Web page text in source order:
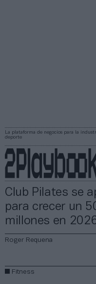
La plataforma de negocios para la
deporte
Club Pilates se
para crecer un
millones en
Roger Requena
Fitness